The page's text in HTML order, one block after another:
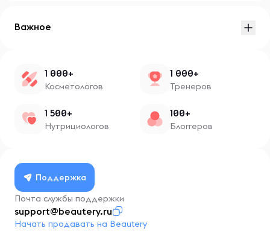
Важное
1 000+
Косметологов
1 000+
Тренеров
1 500+
Нутрициологов
100+
Блоггеров
Поддержка
Почта службы поддержки
support@beautery.ru
Начать продавать на Beautery